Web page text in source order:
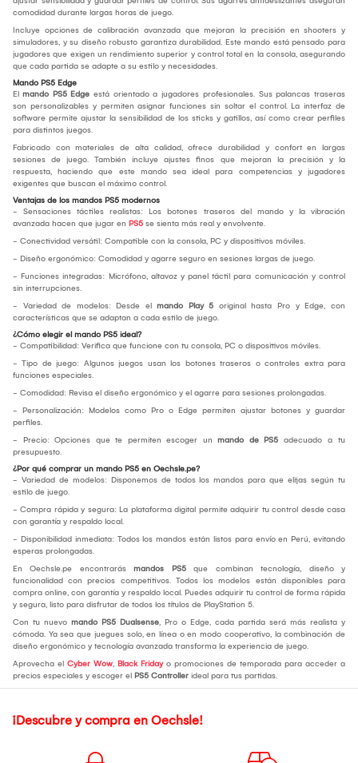
comodidad durante largas horas de juego.
Incluye opciones de calibración avanzada que mejoran la precisión en shooters y
simuladores, y su diseño robusto garantiza durabilidad. Este mando está pensado para
jugadores que exigen un rendimiento superior y control total en la consola, asegurando
que cada partida se adapte a su estilo y necesidades.
Mando PS5 Edge
El mando PS5 Edge está orientado a jugadores profesionales. Sus palancas traseras
son personalizables y permiten asignar funciones sin soltar el control. La interfaz de
software permite ajustar la sensibilidad de los sticks y gatillos, así como crear perfiles
para distintos juegos.
Fabricado con materiales de alta calidad, ofrece durabilidad y confort en largas
sesiones de juego. También incluye ajustes finos que mejoran la precisión y la
respuesta, haciendo que este mando sea ideal para competencias y jugadores
exigentes que buscan el máximo control.
Ventajas de los mandos PS5 modernos
- Sensaciones táctiles realistas: Los botones traseros del mando y la vibración
avanzada hacen que jugar en PS5 se sienta más real y envolvente.
- Conectividad versátil: Compatible con la consola, PC y dispositivos móviles.
- Diseño ergonómico: Comodidad y agarre seguro en sesiones largas de juego.
- Funciones integradas: Micrófono, altavoz y panel táctil para comunicación y control
sin interrupciones.
- Variedad de modelos: Desde el mando Play 5 original hasta Pro y Edge, con
características que se adaptan a cada estilo de juego.
¿Cómo elegir el mando PS5 ideal?
- Compatibilidad: Verifica que funcione con tu consola, PC o dispositivos móviles.
- Tipo de juego: Algunos juegos usan los botones traseros o controles extra para
funciones especiales.
- Comodidad: Revisa el diseño ergonómico y el agarre para sesiones prolongadas.
- Personalización: Modelos como Pro o Edge permiten ajustar botones y guardar
perfiles.
- Precio: Opciones que te permiten escoger un mando de PS5 adecuado a tu
presupuesto.
¿Por qué comprar un mando PS5 en Oechsle.pe?
- Variedad de modelos: Disponemos de todos los mandos para que elijas según tu
estilo de juego.
- Compra rápida y segura: La plataforma digital permite adquirir tu control desde casa
con garantía y respaldo local.
- Disponibilidad inmediata: Todos los mandos están listos para envío en Perú, evitando
esperas prolongadas.
En Oechsle.pe encontrarás mandos PS5 que combinan tecnología, diseño y
funcionalidad con precios competitivos. Todos los modelos están disponibles para
compra online, con garantía y respaldo local. Puedes adquirir tu control de forma rápida
y segura, listo para disfrutar de todos los títulos de PlayStation 5.
Con tu nuevo mando PS5 Dualsense, Pro o Edge, cada partida será más realista y
cómoda. Ya sea que juegues solo, en línea o en modo cooperativo, la combinación de
diseño ergonómico y tecnología avanzada transforma la experiencia de juego.
Aprovecha el Cyber Wow, Black Fridayo promociones de temporada para acceder a
precios especiales y escoger el PS5 Controller ideal para tus partidas.
¡Descubre y compra en Oechsle!